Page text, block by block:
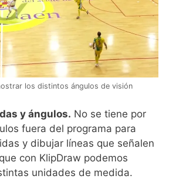
los distintos ángulos de visión
y ángulos. No se tiene por
fuera del programa para
y dibujar líneas que señalen
con KlipDraw podemos
unidades de medida.